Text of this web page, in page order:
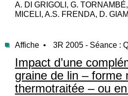
A. DI GRIGOLI, G.
MICELI, A.S. FRENDA, D.
Affiche • 3R 2005 - Séance :
Impact d’une
graine de lin – forme
thermotraitée – ou